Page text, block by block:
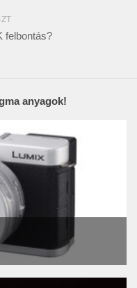
felbontás?
anyagok!